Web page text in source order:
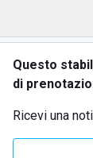
Questo
di
Ricevi una